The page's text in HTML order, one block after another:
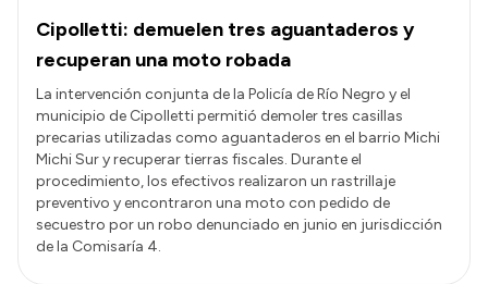
Cipolletti: demuelen tres aguantaderos y
recuperan una moto robada
La intervención conjunta de la Policía de Río Negro y el
municipio de Cipolletti permitió demoler tres casillas
precarias utilizadas como aguantaderos en el barrio Michi
Michi Sur y recuperar tierras fiscales. Durante el
procedimiento, los efectivos realizaron un rastrillaje
preventivo y encontraron una moto con pedido de
secuestro por un robo denunciado en junio en jurisdicción
de la Comisaría 4.